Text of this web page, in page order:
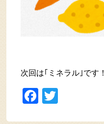
次回は｢ミネラル｣です！
Facebook